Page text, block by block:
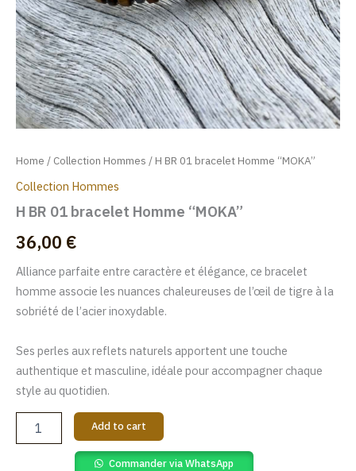
Home / Collection Hommes / H BR 01 bracelet Homme “MOKA”
Collection Hommes
H BR 01 bracelet Homme “MOKA”
36,00 €
Alliance parfaite entre caractère et élégance, ce bracelet
homme associe les nuances chaleureuses de l’œil de tigre à la
sobriété de l’acier inoxydable.
Ses perles aux reflets naturels apportent une touche
authentique et masculine, idéale pour accompagner chaque
style au quotidien.
Add to cart
Commander via WhatsApp